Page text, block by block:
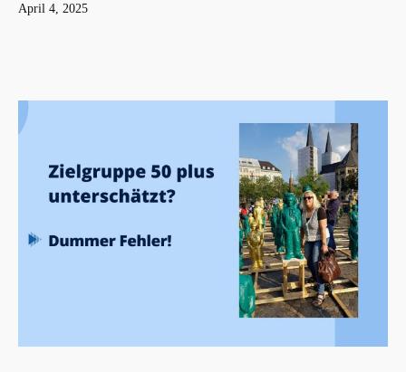
Veröffentlicht
April 4, 2025